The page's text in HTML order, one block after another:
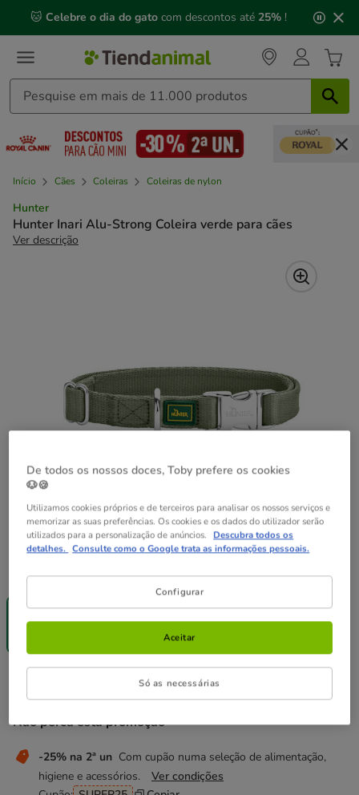
mensagem,
🐱 Celebre o dia do gato com descontos até 25% !
Início Cães Coleiras Coleiras de nylon
Hunter
Hunter Inari Alu-Strong Coleira verde para cães
Ver descrição
un.
L
-25% na 2ª
un.
XL
un.
Não perca esta promoção
-25% na 2ª un Com cupão numa seleção de alimentação,
higiene e acessórios.
Ver condições
De todos os nossos doces, Toby prefere os cookies
🐶🍪
Utilizamos cookies próprios e de terceiros para analisar os nossos serviços e
memorizar as suas preferências. Os cookies e os dados do utilizador serão
utilizados para a personalização de anúncios. Descubra todos os
detalhes. Consulte como o Google trata as informações pessoais.
Configurar
Só as necessárias
Aceitar